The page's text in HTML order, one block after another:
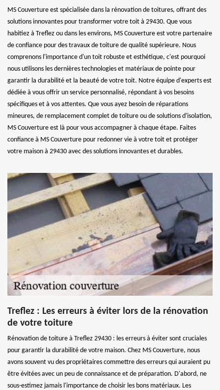
MS Couverture est spécialisée dans la rénovation de toitures, offrant des
solutions innovantes pour transformer votre toit à 29430. Que vous
habitiez à Treflez ou dans les environs, MS Couverture est votre partenaire
de confiance pour des travaux de toiture de qualité supérieure. Nous
comprenons l'importance d'un toit robuste et esthétique, c'est pourquoi
nous utilisons les dernières technologies et matériaux de pointe pour
garantir la durabilité et la beauté de votre toit. Notre équipe d'experts est
dédiée à vous offrir un service personnalisé, répondant à vos besoins
spécifiques et à vos attentes. Que vous ayez besoin de réparations
mineures, de remplacement complet de toiture ou de solutions d'isolation,
MS Couverture est là pour vous accompagner à chaque étape. Faites
confiance à MS Couverture pour redonner vie à votre toit et protéger
votre maison à 29430 avec des solutions innovantes et durables.
Treflez : Les erreurs à éviter lors de la rénovation
de votre toiture
Rénovation de toiture à Treflez 29430 : les erreurs à éviter sont cruciales
pour garantir la durabilité de votre maison. Chez MS Couverture, nous
avons souvent vu des propriétaires commettre des erreurs qui auraient pu
être évitées avec un peu de connaissance et de préparation. D'abord, ne
sous-estimez jamais l'importance de choisir les bons matériaux. Les